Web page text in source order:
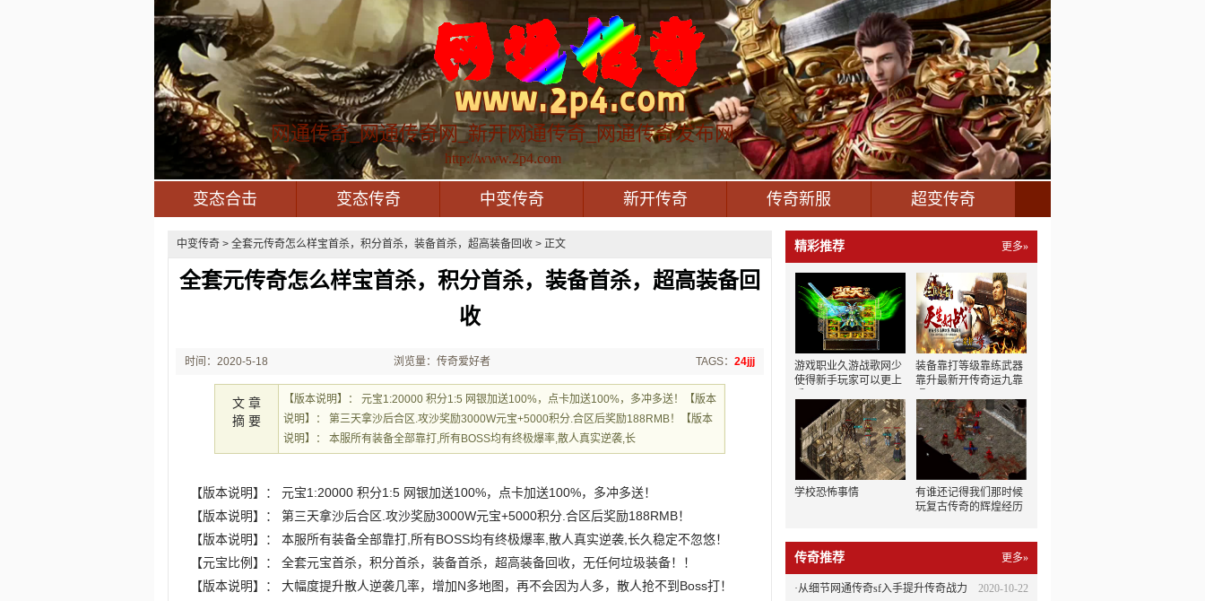
网通传奇_网通传奇网_新开网通传奇_网通传奇发布网
http://www.2p4.com
变态合击 变态传奇 中变传奇 新开传奇 传奇新服 超变传奇
中变传奇 > 全套元传奇怎么样宝首杀，积分首杀，装备首杀，超高装备回收 > 正文
全套元传奇怎么样宝首杀，积分首杀，装备首杀，超高装备回
收
时间：2020-5-18
1:09:51
浏览量：传奇爱好者 TAGS：24jjj
文 章
摘 要
【版本说明】： 元宝1:20000 积分1:5 网银加送100%，点卡加送100%，多冲多送！【版本
说明】： 第三天拿沙后合区.攻沙奖励3000W元宝+5000积分.合区后奖励188RMB！【版本
说明】： 本服所有装备全部靠打,所有BOSS均有终极爆率,散人真实逆袭,长
【版本说明】： 元宝1:20000 积分1:5 网银加送100%，点卡加送100%，多冲多送！
【版本说明】： 第三天拿沙后合区.攻沙奖励3000W元宝+5000积分.合区后奖励188RMB！
【版本说明】： 本服所有装备全部靠打,所有BOSS均有终极爆率,散人真实逆袭,长久稳定不忽悠！
【元宝比例】： 全套元宝首杀，积分首杀，装备首杀，超高装备回收，无任何垃圾装备！！
【版本说明】： 大幅度提升散人逆袭几率，增加N多地图，再不会因为人多，散人抢不到Boss打！
精彩推荐 更多»
游戏职业久游战歌网少
使得新手玩家可以更上
装备靠打等级靠练武器
靠升最新开传奇运九靠
学校恐怖事情
有谁还记得我们那时候
玩复古传奇的辉煌经历
传奇推荐 更多»
2020-10-22
·从细节网通传奇sf入手提升传奇战力